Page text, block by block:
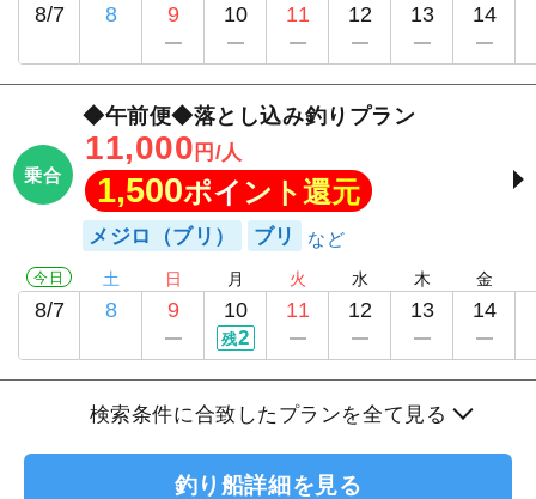
8/7 8 9 10 11 12 13 14
乗合
◆午前便◆落とし込み釣りプラン
11,000 円/人
1,500ポイント還元
メジロ（ブリ） ブリ
今日
8/7
土
8
日
9
月
10
残2
火
11
水
12
木
13
金
14
検索条件に合致したプランを全て見る
釣り船詳細を見る